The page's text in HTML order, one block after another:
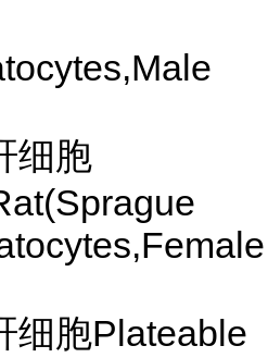
细胞
细胞Plateable